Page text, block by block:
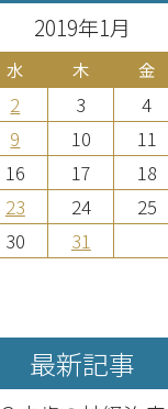
2019年1月
水 木 金
2 3 4
9 10 11
16 17 18
23 24 25
30 31
最新記事